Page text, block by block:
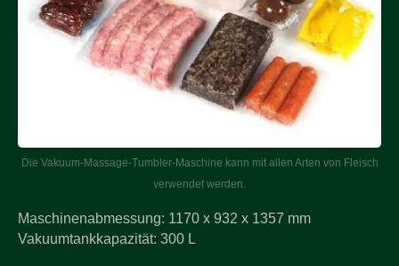
Die Vakuum-Massage-Tumbler-Maschine kann mit allen Arten von Fleisch
verwendet werden.
Maschinenabmessung: 1170 x 932 x 1357 mm
Vakuumtankkapazität: 300 L